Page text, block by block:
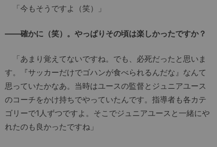
「今もそうですよ（笑）」
――確かに（笑）。やっぱりその頃は楽しかったですか？
「あまり覚えてないですね。でも、必死だったと思いま
す。『サッカーだけでゴハンが食べられるんだな』なんて
思っていたかなあ。当時はユースの監督とジュニアユース
のコーチをかけ持ちでやっていたんです。指導者も各カテ
ゴリーで1人ずつですよ。そこでジュニアユースと一緒にや
れたのも良かったですね」